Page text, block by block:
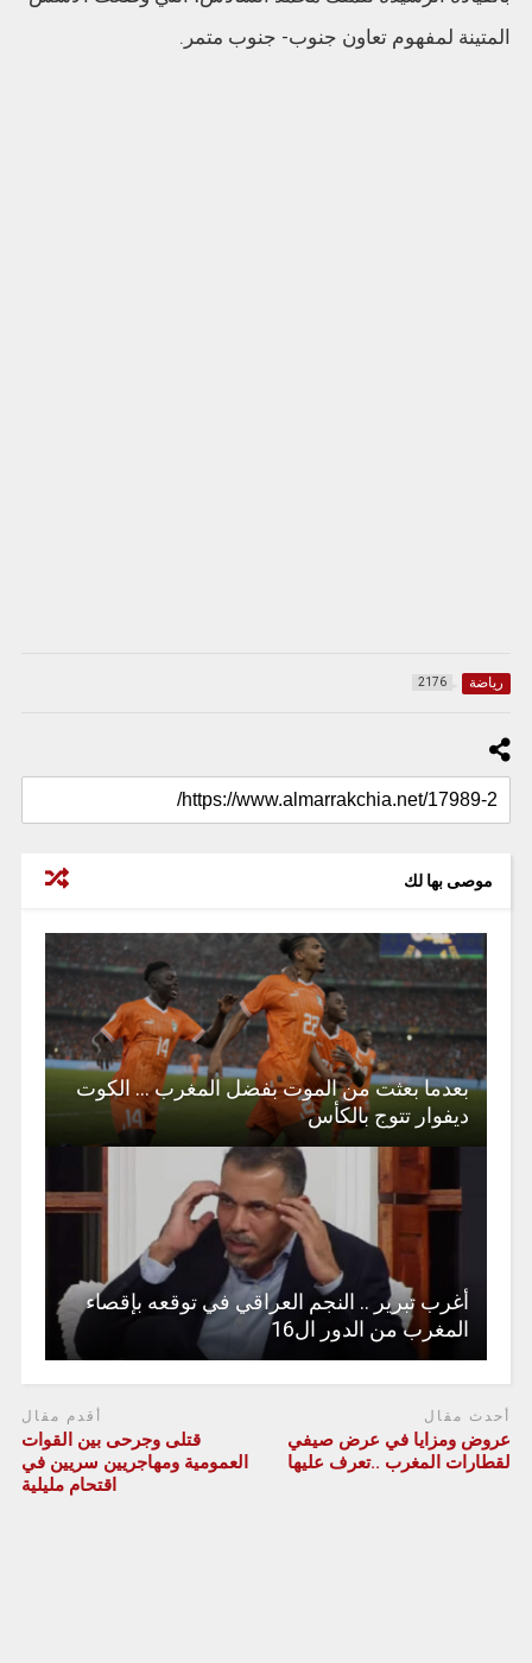
المتينة لمفهوم تعاون جنوب- جنوب متمر.
رياضة 2176
موصى بها لك
بعدما بعثت من الموت بفضل المغرب … الكوت
ديفوار تتوج بالكأس
أغرب تبرير .. النجم العراقي في توقعه بإقصاء
المغرب من الدور ال16
أحدث مقال
عروض ومزايا في عرض صيفي
لقطارات المغرب ..تعرف عليها
أقدم مقال
قتلى وجرحى بين القوات
العمومية ومهاجريين سريين في
اقتحام مليلية